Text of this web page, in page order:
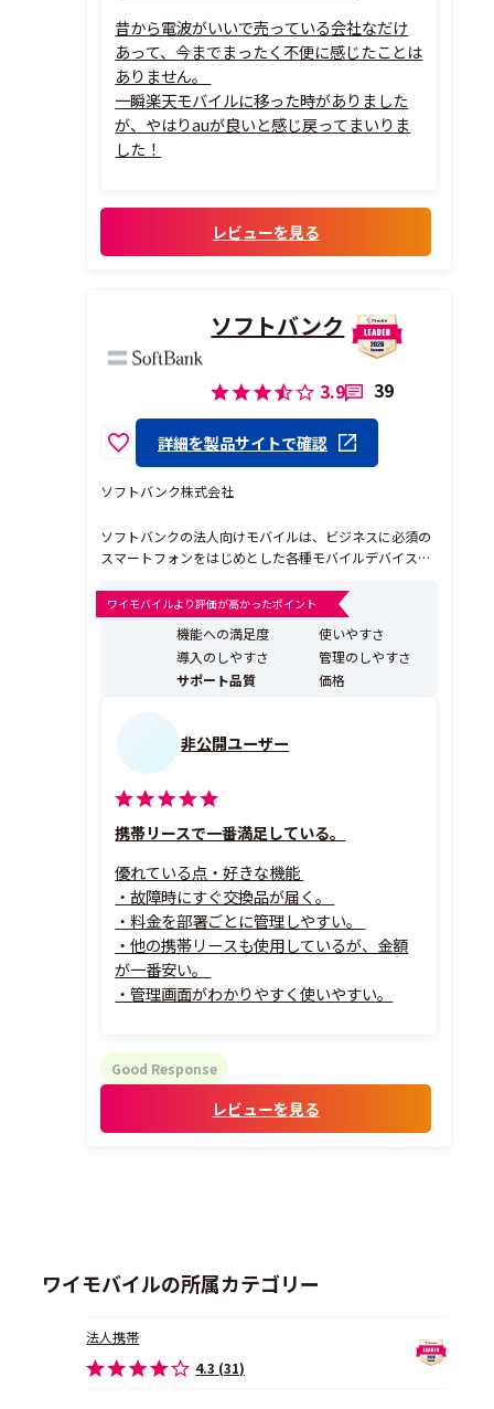
昔から電波がいいで売っている会社なだけ
あって、今までまったく不便に感じたことは
ありません。
一瞬楽天モバイルに移った時がありました
が、やはりauが良いと感じ戻ってまいりま
した！
レビューを見る
ソフトバンク
3.9 39
詳細を製品サイトで確認
ソフトバンク株式会社
ソフトバンクの法人向けモバイルは、ビジネスに必須の
スマートフォンをはじめとした各種モバイルデバイス
Fiなど）を提供する法人向けサービスです。 豊富な導入
実績を持つソフトバンクが、貴社の環境やご利用用途に
合わせた最適な料金プラン・割引サービスをご提案。さ
ワイモバイルより評価が高かったポイント
機能への満足度
使いやすさ
導入のしやすさ
管理のしやすさ
サポート品質
価格
非公開ユーザー
携帯リースで一番満足している。
優れている点・好きな機能
・故障時にすぐ交換品が届く。
・料金を部署ごとに管理しやすい。
・他の携帯リースも使用しているが、金額
が一番安い。
・管理画面がわかりやすく使いやすい。
Good Response
レビューを見る
ワイモバイルの所属カテゴリー
法人携帯
4.3 (31)